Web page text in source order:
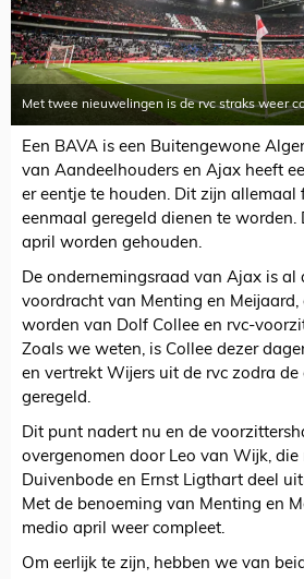
Met twee nieuwelingen is de rvc straks weer
Een BAVA is een Buitengewone
van Aandeelhouders en Ajax heeft
er eentje te houden. Dit zijn allemaal
eenmaal geregeld dienen te worden.
april worden gehouden.
De ondernemingsraad van Ajax is al
voordracht van Menting en Meijaard,
worden van Dolf Collee en rvc-
Zoals we weten, is Collee dezer
en vertrekt Wijers uit de rvc zodra
geregeld.
Dit punt nadert nu en de
overgenomen door Leo van Wijk, die
Duivenbode en Ernst Ligthart deel
Met de benoeming van Menting en
medio april weer compleet.
Om eerlijk te zijn, hebben we van